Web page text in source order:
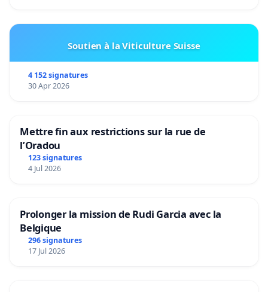
Soutien à la Viticulture Suisse
4 152 signatures
30 Apr 2026
Mettre fin aux restrictions sur la rue de
l’Oradou
123 signatures
4 Jul 2026
Prolonger la mission de Rudi Garcia avec la
Belgique
296 signatures
17 Jul 2026